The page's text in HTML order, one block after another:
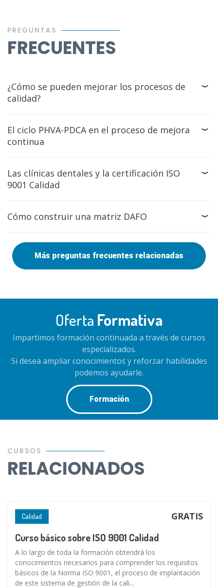
PREGUNTAS
FRECUENTES
¿Cómo se pueden mejorar los procesos de
calidad?
El ciclo PHVA-PDCA en el proceso de mejora
continua
Las clínicas dentales y la certificación ISO
9001 Calidad
Cómo construir una matriz DAFO
Más preguntas frecuentes relacionadas
Oferta Formativa
Impartimos formación continuada a través de cursos
especializados.
Si desea ampliar conocimientos y reforzar habilidades
podemos ayudarle.
Formación
CURSOS
RELACIONADOS
Calidad GRATIS
Curso básico sobre ISO 9001 Calidad
A lo largo de toda la formación obtendrá los
conocimientos necesarios para comprender los requisitos
básicos de la Norma ISO 9001, el proceso de implantación
de este sistema de gestión de la cali...